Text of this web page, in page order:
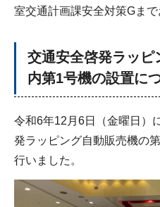
室交通計画課安全対策Gまで
交通安全啓発ラッ
内第1号機の設置に
令和6年12月6日（金曜日）
発ラッピング自動販売機の
行いました。